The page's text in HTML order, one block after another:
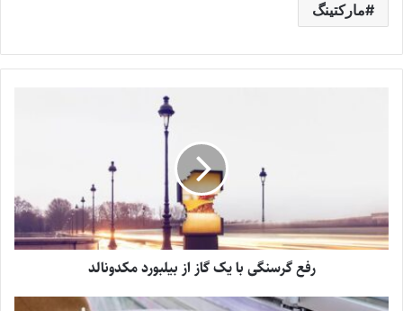
مارکتینگ
رفع گرسنگی با یک گاز از بیلبورد مکدونالد